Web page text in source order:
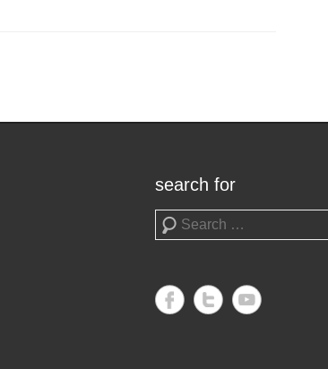
search for
Search